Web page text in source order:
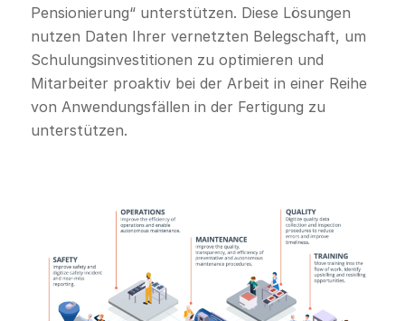
Pensionierung“ unterstützen. Diese Lösungen
nutzen Daten Ihrer vernetzten Belegschaft, um
Schulungsinvestitionen zu optimieren und
Mitarbeiter proaktiv bei der Arbeit in einer Reihe
von Anwendungsfällen in der Fertigung zu
unterstützen.